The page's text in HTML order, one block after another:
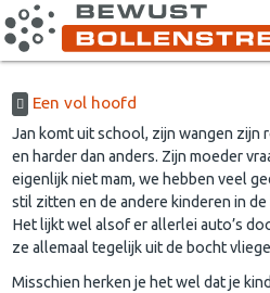
Een vol hoofd
Jan komt uit school, zijn wangen zijn
en harder dan anders. Zijn moeder
eigenlijk niet mam, we hebben veel
stil zitten en de andere kinderen in
Het lijkt wel alsof er allerlei auto’s
ze allemaal tegelijk uit de bocht
Misschien herken je het wel dat je